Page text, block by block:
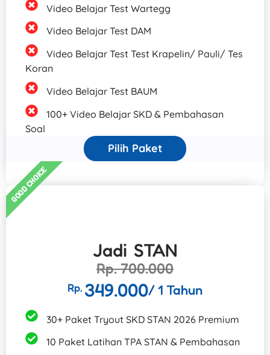
Video Belajar Test Wartegg
Video Belajar Test DAM
Video Belajar Test Test Krapelin/ Pauli/ Tes
Koran
Video Belajar Test BAUM
100+ Video Belajar SKD & Pembahasan
Soal
Pilih Paket
GOOD CHOICE
Jadi STAN
Rp. 700.000
Rp. 349.000/ 1 Tahun
30+ Paket Tryout SKD STAN 2026 Premium
10 Paket Latihan TPA STAN & Pembahasan